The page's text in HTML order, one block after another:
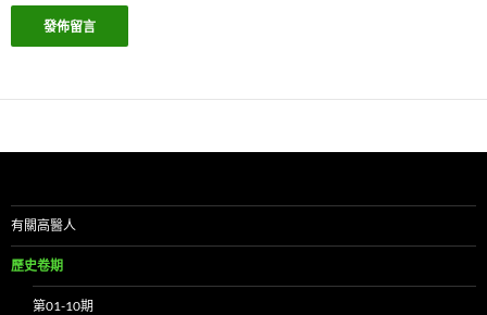
有關高醫人
歷史卷期
第01-10期